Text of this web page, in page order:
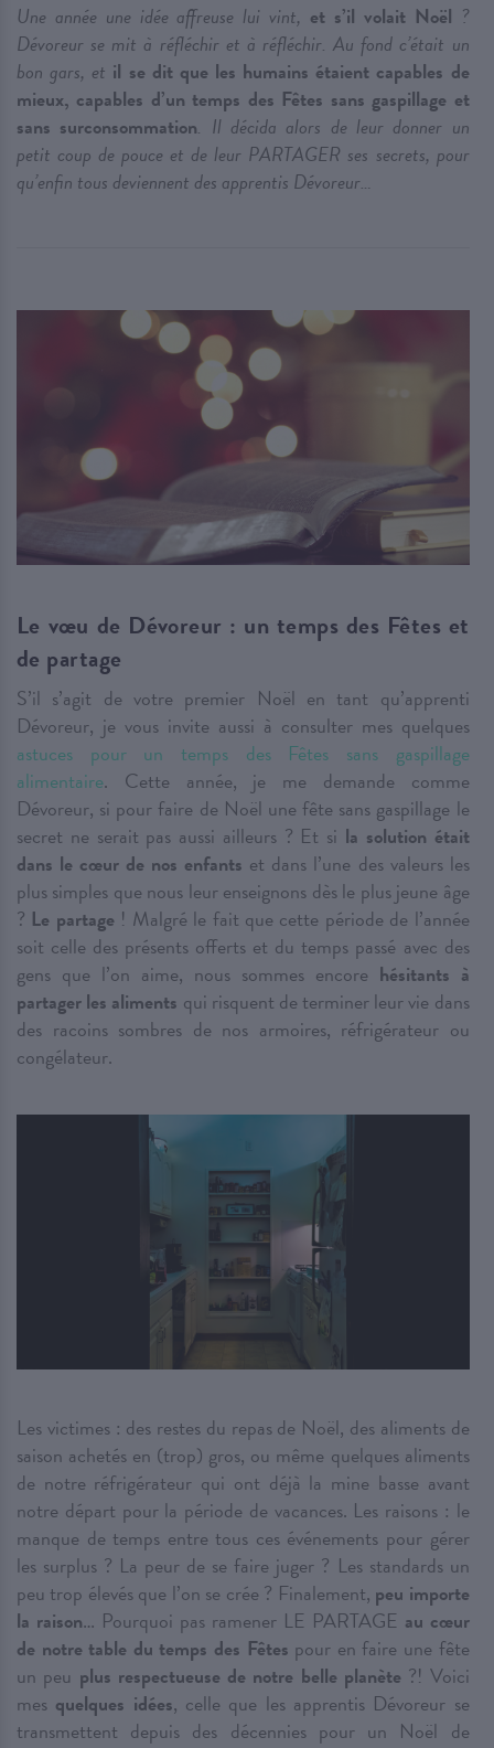
Une année une idée affreuse lui vint, et s’il volait Noël ?
Dévoreur se mit à réfléchir et à réfléchir. Au fond c’était un
bon gars, et il se dit que les humains étaient capables de
mieux, capables d’un temps des Fêtes sans gaspillage et
sans surconsommation. Il décida alors de leur donner un
petit coup de pouce et de leur PARTAGER ses secrets, pour
qu’enfin tous deviennent des apprentis Dévoreur…
Le vœu de Dévoreur : un temps des Fêtes et
de partage
S’il s’agit de votre premier Noël en tant qu’apprenti
Dévoreur, je vous invite aussi à consulter mes quelques
astuces pour un temps des Fêtes sans gaspillage
alimentaire. Cette année, je me demande comme
Dévoreur, si pour faire de Noël une fête sans gaspillage le
secret ne serait pas aussi ailleurs ? Et si la solution était
dans le cœur de nos enfants et dans l’une des valeurs les
plus simples que nous leur enseignons dès le plus jeune âge
? Le partage ! Malgré le fait que cette période de l’année
soit celle des présents offerts et du temps passé avec des
gens que l’on aime, nous sommes encore hésitants à
partager les aliments qui risquent de terminer leur vie dans
des racoins sombres de nos armoires, réfrigérateur ou
congélateur.
Les victimes : des restes du repas de Noël, des aliments de
saison achetés en (trop) gros, ou même quelques aliments
de notre réfrigérateur qui ont déjà la mine basse avant
notre départ pour la période de vacances. Les raisons : le
manque de temps entre tous ces événements pour gérer
les surplus ? La peur de se faire juger ? Les standards un
peu trop élevés que l’on se crée ? Finalement, peu importe
la raison… Pourquoi pas ramener LE PARTAGE au cœur
de notre table du temps des Fêtes pour en faire une fête
un peu plus respectueuse de notre belle planète ?! Voici
mes quelques idées, celle que les apprentis Dévoreur se
transmettent depuis des décennies pour un Noël de